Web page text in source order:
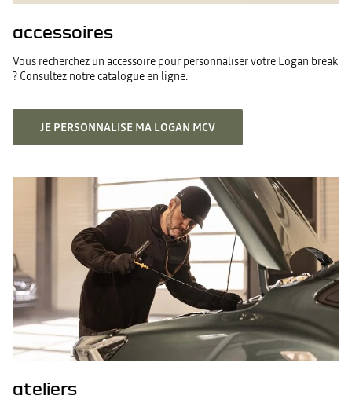
accessoires
Vous recherchez un accessoire pour personnaliser votre Logan break
? Consultez notre catalogue en ligne.
JE PERSONNALISE MA LOGAN MCV
ateliers